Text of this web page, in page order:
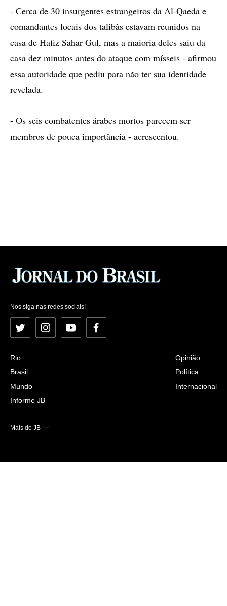
- Cerca de 30 insurgentes estrangeiros da Al-Qaeda e
comandantes locais dos talibãs estavam reunidos na
casa de Hafiz Sahar Gul, mas a maioria deles saiu da
casa dez minutos antes do ataque com mísseis - afirmou
essa autoridade que pediu para não ter sua identidade
revelada.
- Os seis combatentes árabes mortos parecem ser
membros de pouca importância - acrescentou.
Nos siga nas redes sociais!
Twitter InstagramYouTubeFacebook
Rio
Brasil
Mundo
Informe JB
Opinião
Política
Internacional
Mais do JB
Esportes